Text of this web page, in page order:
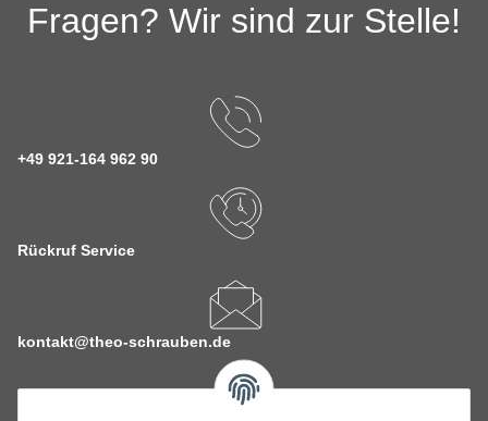
Fragen? Wir sind zur Stelle!
+49 921-164 962 90
Rückruf Service
kontakt@theo-schrauben.de